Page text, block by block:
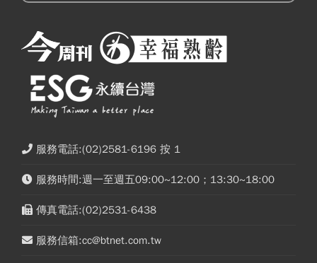
服務電話:(02)2581-6196 按 1
服務時間:週一至週五09:00~12:00；13:30~18:00
傳真電話:(02)2531-6438
服務信箱:cc@btnet.com.tw